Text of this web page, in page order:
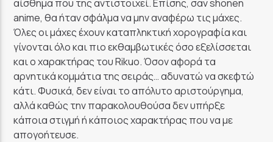
αίσθημα που της αντιστοιχεί. Επίσης, σαν shonen
anime, θα ήταν σφάλμα να μην αναφέρω τις μάχες.
Όλες οι μάχες έχουν καταπληκτική χορογραφία και
γίνονται όλο και πιο εκθαμβωτικές όσο εξελίσσεται
και ο χαρακτήρας του Rikuo. Όσον αφορά τα
αρνητικά κομμάτια της σειράς… αδυνατώ να σκεφτώ
κάτι. Φυσικά, δεν είναι το απόλυτο αριστούργημα,
αλλά καθώς την παρακολουθούσα δεν υπήρξε
κάποια στιγμή ή κάποιος χαρακτήρας που να με
απογοήτευσε.